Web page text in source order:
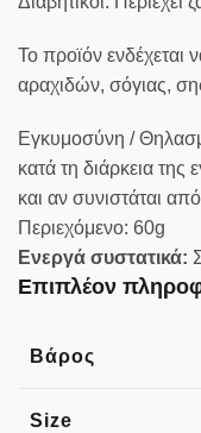
Το προϊόν ενδέχεται
αραχιδών, σόγιας,
Εγκυμοσύνη /
κατά τη διάρκεια
και αν συνιστάται
Περιεχόμενο: 60g
Ενεργά συστατικά:
Επιπλέον
Βάρος
Size